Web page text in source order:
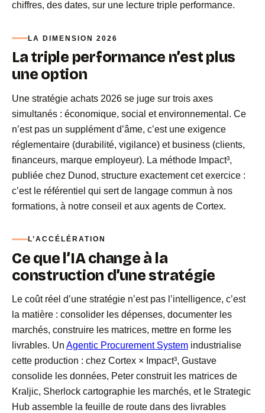
chiffres, des dates, sur une lecture triple performance.
LA DIMENSION 2026
La triple performance n’est plus
une option
Une stratégie achats 2026 se juge sur trois axes
simultanés : économique, social et environnemental. Ce
n’est pas un supplément d’âme, c’est une exigence
réglementaire (durabilité, vigilance) et business (clients,
financeurs, marque employeur). La méthode Impact³,
publiée chez Dunod, structure exactement cet exercice :
c’est le référentiel qui sert de langage commun à nos
formations, à notre conseil et aux agents de Cortex.
L’ACCÉLÉRATION
Ce que l’IA change à la
construction d’une stratégie
Le coût réel d’une stratégie n’est pas l’intelligence, c’est
la matière : consolider les dépenses, documenter les
marchés, construire les matrices, mettre en forme les
livrables. Un Agentic Procurement System industrialise
cette production : chez Cortex × Impact³, Gustave
consolide les données, Peter construit les matrices de
Kraljic, Sherlock cartographie les marchés, et le Strategic
Hub assemble la feuille de route dans des livrables